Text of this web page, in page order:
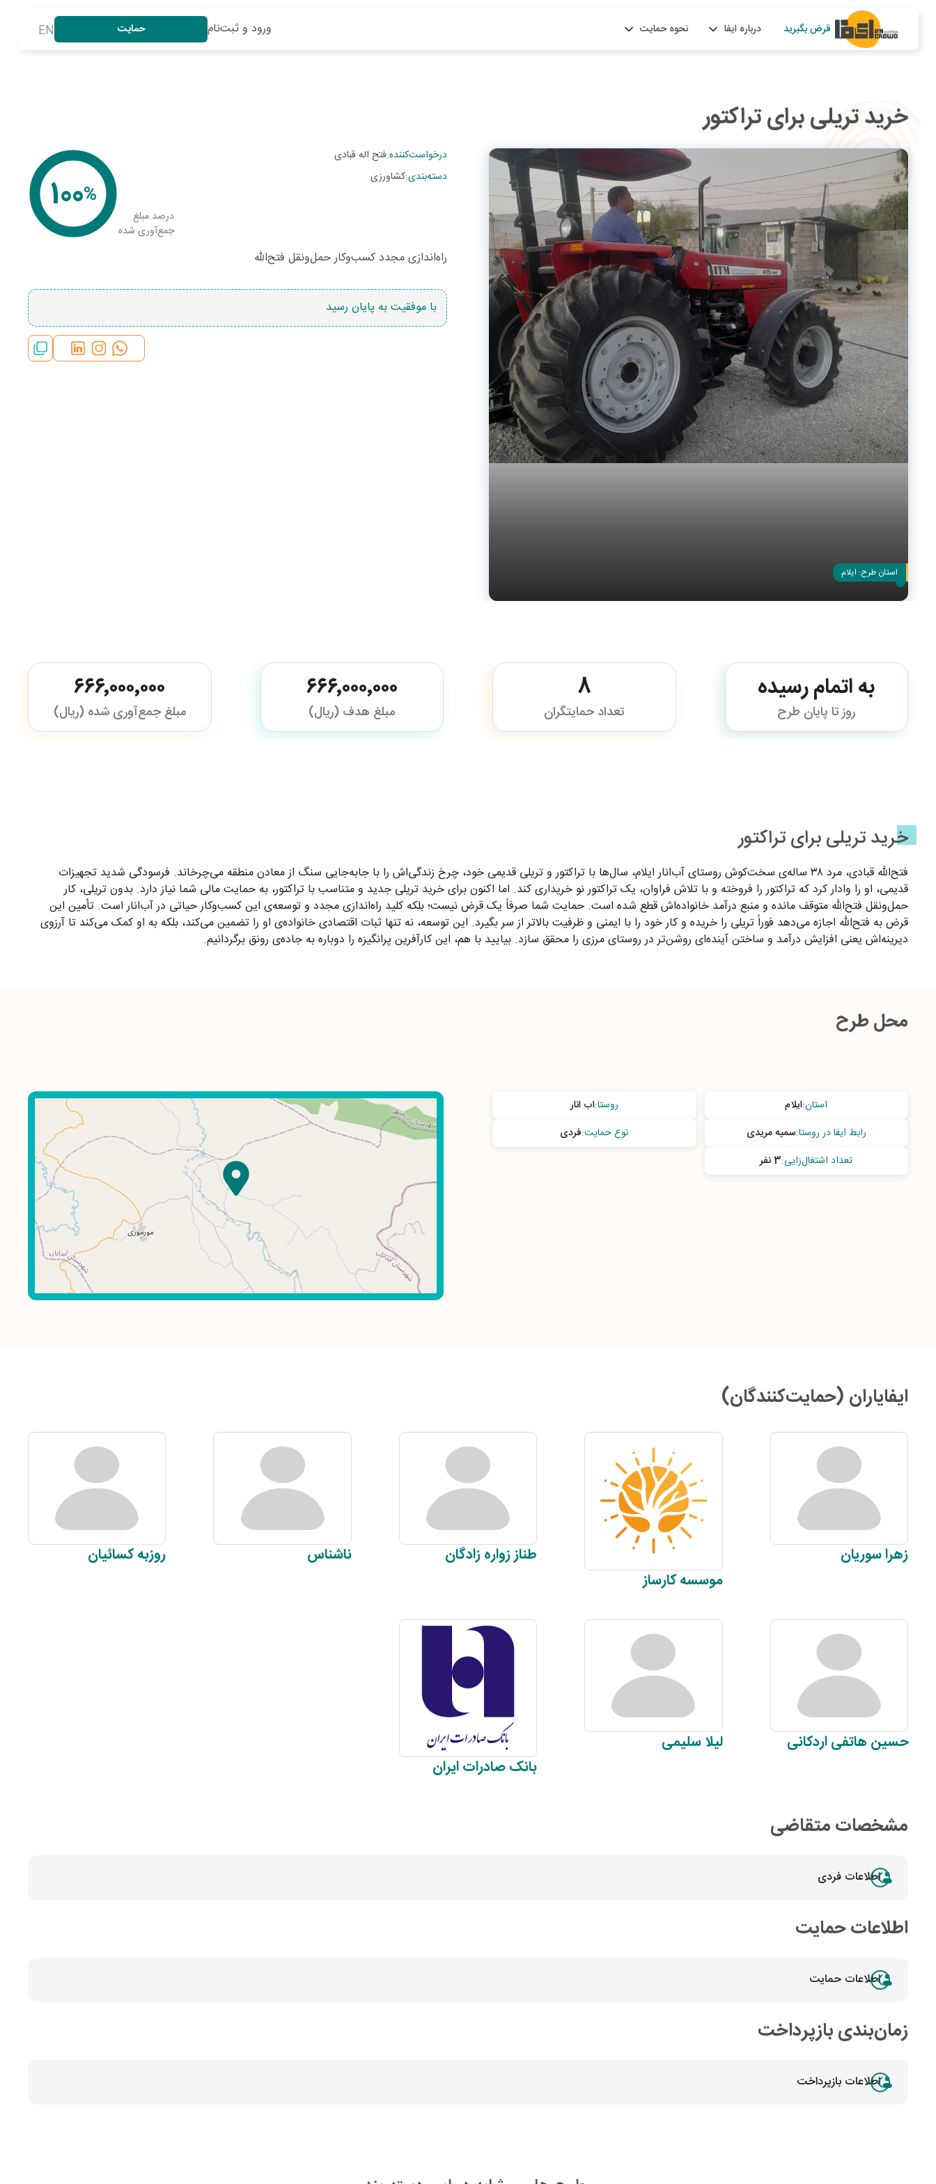
قرض بگیرید درباره ایفا نحوه حمایت ورود و ثبت‌نام حمایت EN
خرید تریلی برای تراکتور
استان طرح: ایلام
درخواست‌کننده:فتح اله قبادی
دسته‌بندی:کشاورزی
درصد مبلغ
جمع‌آوری شده
%
100
راه‌اندازی مجدد کسب‌وکار حمل‌ونقل فتح‌الله
با موفقیت به پایان رسید
به اتمام رسیده
روز تا پایان طرح
8
تعداد حمایتگران
۶۶۶٬۰۰۰٬۰۰۰
مبلغ هدف (ریال)
۶۶۶٬۰۰۰٬۰۰۰
مبلغ جمع‌آوری شده (ریال)
خرید تریلی برای تراکتور
فتح‌الله قبادی، مرد ۳۸ ساله‌ی سخت‌کوش روستای آب‌انار ایلام، سال‌ها با تراکتور و تریلی قدیمی خود، چرخ زندگی‌اش را با جابه‌جایی سنگ از معادن منطقه می‌چرخاند. فرسودگی شدید تجهیزات
قدیمی، او را وادار کرد که تراکتور را فروخته و با تلاش فراوان، یک تراکتور نو خریداری کند. اما اکنون برای خرید تریلی جدید و متناسب با تراکتور، به حمایت مالی شما نیاز دارد. بدون تریلی، کار
حمل‌ونقل فتح‌الله متوقف مانده و منبع درآمد خانواده‌اش قطع شده است. حمایت شما صرفاً یک قرض نیست؛ بلکه کلید راه‌اندازی مجدد و توسعه‌ی این کسب‌وکار حیاتی در آب‌انار است. تأمین این
قرض به فتح‌الله اجازه می‌دهد فوراً تریلی را خریده و کار خود را با ایمنی و ظرفیت بالاتر از سر بگیرد. این توسعه، نه تنها ثبات اقتصادی خانواده‌ی او را تضمین می‌کند، بلکه به او کمک می‌کند تا آرزوی
دیرینه‌اش یعنی افزایش درآمد و ساختن آینده‌ای روشن‌تر در روستای مرزی را محقق سازد. بیایید با هم، این کارآفرین پرانگیزه را دوباره به جاده‌ی رونق برگردانیم.
محل طرح
استان:ایلام روستا:اب انار
رابط ایفا در روستا:سمیه مریدی نوع حمایت:فردی
تعداد اشتغال‌زایی:3 نفر
ایفایاران (حمایت‌کنندگان)
زهراسوریان
موسسهکارساز
طناززواره زادگان ناشناس روزبهکسائیان
حسین هاتفی اردکانی لیلاسلیمی
بانک صادراتایران
مشخصات متقاضی
اطلاعات فردی
اطلاعات حمایت
اطلاعات حمایت
زمان‌بندی بازپرداخت
اطلاعات بازپرداخت